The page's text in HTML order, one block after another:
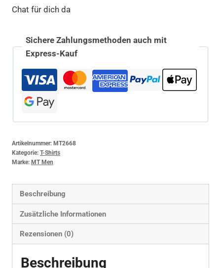
Chat für dich da
Sichere Zahlungsmethoden auch mit
Express-Kauf
Artikelnummer: MT2668
Kategorie: T-Shirts
Marke: MT Men
Beschreibung
Zusätzliche Informationen
Rezensionen (0)
Beschreibung